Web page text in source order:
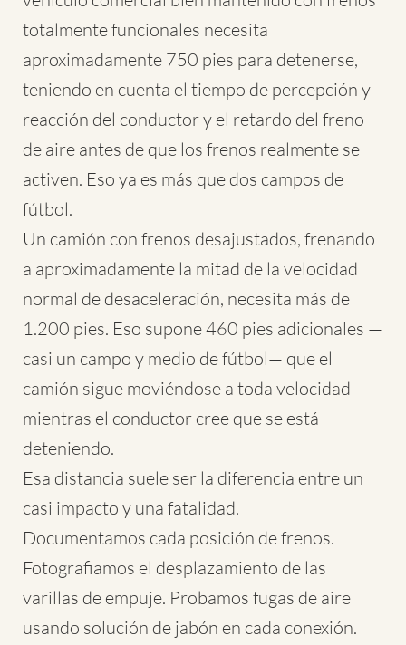
totalmente funcionales necesita
aproximadamente 750 pies para detenerse,
teniendo en cuenta el tiempo de percepción y
reacción del conductor y el retardo del freno
de aire antes de que los frenos realmente se
activen. Eso ya es más que dos campos de
fútbol.
Un camión con frenos desajustados, frenando
a aproximadamente la mitad de la velocidad
normal de desaceleración, necesita más de
1.200 pies. Eso supone 460 pies adicionales —
casi un campo y medio de fútbol— que el
camión sigue moviéndose a toda velocidad
mientras el conductor cree que se está
deteniendo.
Esa distancia suele ser la diferencia entre un
casi impacto y una fatalidad.
Documentamos cada posición de frenos.
Fotografiamos el desplazamiento de las
varillas de empuje. Probamos fugas de aire
usando solución de jabón en cada conexión.